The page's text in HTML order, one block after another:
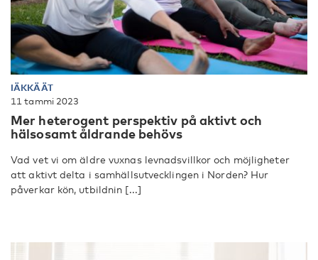
IÄKKÄÄT
11 tammi 2023
Mer heterogent perspektiv på aktivt och
hälsosamt åldrande behövs
Vad vet vi om äldre vuxnas levnadsvillkor och möjligheter
att aktivt delta i samhällsutvecklingen i Norden? Hur
påverkar kön, utbildnin [...]